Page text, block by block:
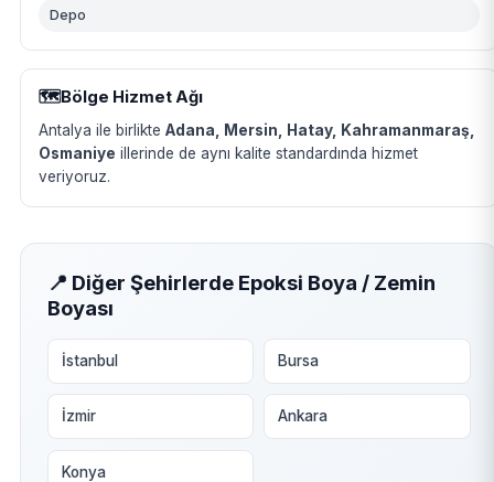
Depo
🗺️Bölge Hizmet Ağı
Antalya ile birlikte Adana, Mersin, Hatay, Kahramanmaraş,
Osmaniye illerinde de aynı kalite standardında hizmet
veriyoruz.
📍 Diğer Şehirlerde Epoksi Boya / Zemin
Boyası
İstanbul Bursa
İzmir Ankara
Konya